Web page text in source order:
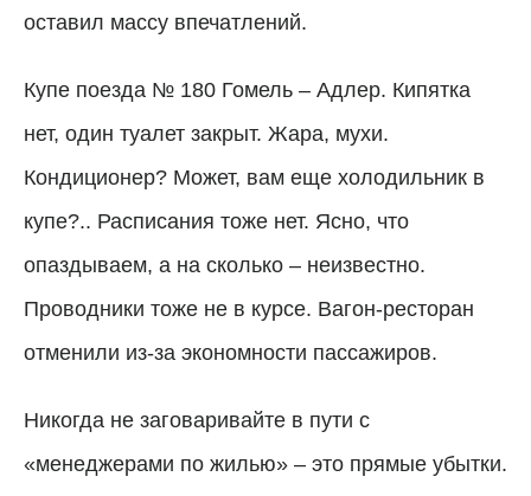
оставил массу впечатлений.
Купе поезда № 180 Гомель – Адлер. Кипятка
нет, один туалет закрыт. Жара, мухи.
Кондиционер? Может, вам еще холодильник в
купе?.. Расписания тоже нет. Ясно, что
опаздываем, а на сколько – неизвестно.
Проводники тоже не в курсе. Вагон-ресторан
отменили из-за экономности пассажиров.
Никогда не заговаривайте в пути с
«менеджерами по жилью» – это прямые убытки.